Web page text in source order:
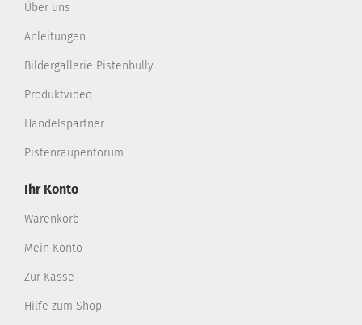
Über uns
Anleitungen
Bildergallerie Pistenbully
Produktvideo
Handelspartner
Pistenraupenforum
Ihr Konto
Warenkorb
Mein Konto
Zur Kasse
Hilfe zum Shop